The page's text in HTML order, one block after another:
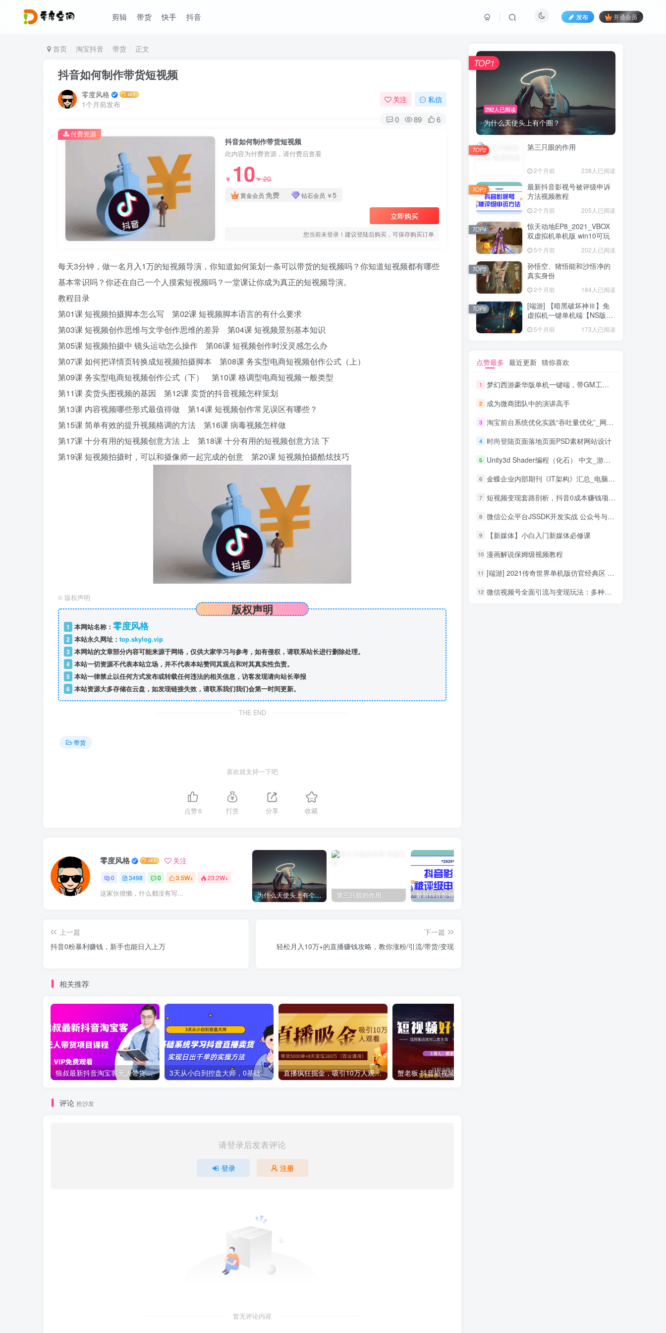
剪辑 带货 快手 抖音 发布 开通会员
首页 淘宝抖音 带货 正文
抖音如何制作带货短视频
零度风格
1个月前发布
关注 私信
0 89 6
抖音如何制作带货短视频
此内容为付费资源，请付费后查看
￥ 10￥20
黄金会员 免费 钻石会员 ￥5
立即购买
您当前未登录！建议登陆后购买，可保存购买订单
付费资源
每天3分钟，做一名月入1万的短视频导演，你知道如何策划一条可以带货的短视频吗？你知道短视频都有哪些
基本常识吗？你还在自己一个人摸索短视频吗？一堂课让你成为真正的短视频导演。
教程目录
第01课 短视频拍摄脚本怎么写 第02课 短视频脚本语言的有什么要求
第03课 短视频创作思维与文学创作思维的差异 第04课 短视频景别基本知识
第05课 短视频拍摄中 镜头运动怎么操作 第06课 短视频创作时没灵感怎么办
第07课 如何把详情页转换成短视频拍摄脚本 第08课 务实型电商短视频创作公式（上）
第09课 务实型电商短视频创作公式（下） 第10课 格调型电商短视频一般类型
第11课 卖货头图视频的基因 第12课 卖货的抖音视频怎样策划
第13课 内容视频哪些形式最值得做 第14课 短视频创作常见误区有哪些？
第15课 简单有效的提升视频格调的方法 第16课 病毒视频怎样做
第17课 十分有用的短视频创意方法 上 第18课 十分有用的短视频创意方法 下
第19课 短视频拍摄时，可以和摄像师一起完成的创意 第20课 短视频拍摄酷炫技巧
© 版权声明
版权声明
1 本网站名称： 零度风格
2 本站永久网址： top.skylog.vip
3 本网站的文章部分内容可能来源于网络，仅供大家学习与参考，如有侵权，请联系站长进行删除处理。
4 本站一切资源不代表本站立场，并不代表本站赞同其观点和对其真实性负责。
5 本站一律禁止以任何方式发布或转载任何违法的相关信息，访客发现请向站长举报
6 本站资源大多存储在云盘，如发现链接失效，请联系我们我们会第一时间更新。
THE END
带货
喜欢就支持一下吧
点赞6 打赏 分享 收藏
零度风格 关注
0 3498 0 3.5W+ 23.2W+
这家伙很懒，什么都没有写... 为什么天使头上有个圈？ 第三只眼的作用
上一篇
抖音0粉暴利赚钱，新手也能日入上万
下一篇
轻松月入10万+的直播赚钱攻略，教你涨粉/引流/带货/变现
相关推荐
狼叔最新抖音淘宝客无人带货项目课程 3天从小白到控盘大师，0基础系统学习抖音直播卖货 实现日出千单的实操方法 直播疯狂掘金，吸引10万人观看，带货5000单+8天变现280万（百业通用）
评论 抢沙发
请登录后发表评论
登录 注册
暂无评论内容
292人已阅读
为什么天使头上有个圈？
TOP1
第三只眼的作用
2个月前 238人已阅读
TOP2
最新抖音影视号被评级申诉
方法视频教程
2个月前 205人已阅读
TOP3
惊天动地EP8_2021_VBOX
双虚拟机单机版 win10可玩
5个月前 202人已阅读
TOP4
孙悟空、猪悟能和沙悟净的
真实身份
2个月前 184人已阅读
TOP5
[端游] 【暗黑破坏神Ⅲ】免
虚拟机一键单机端【NS版
5个月前 173人已阅读
TOP6
点赞最多 最近更新 猜你喜欢
1 梦幻西游豪华版单机一键端，带GM工具，玩法丰富，功能齐全
2 成为微商团队中的演讲高手
3 淘宝前台系统优化实践“吞吐量优化”_网络营销教程
4 时尚登陆页面落地页面PSD素材网站设计
5 Unity3d Shader编程（化石） 中文_游戏开发教程
6 金蝶企业内部期刊《IT架构》汇总_电脑办公教程
7 短视频变现套路剖析，抖音0成本赚钱项目玩法，日入500+独家揭秘（共2节视频）
8 微信公众平台JSSDK开发实战 公众号与HTML5混合模式揭秘_新媒体运营教程
9 【新媒体】小白入门新媒体必修课
10 漫画解说保姆级视频教程
11 [端游] 2021传奇世界单机版仿官经典区 单机PC传世 可单机局域网
12 微信视频号全面引流与变现玩法：多种盈利模式月入过万